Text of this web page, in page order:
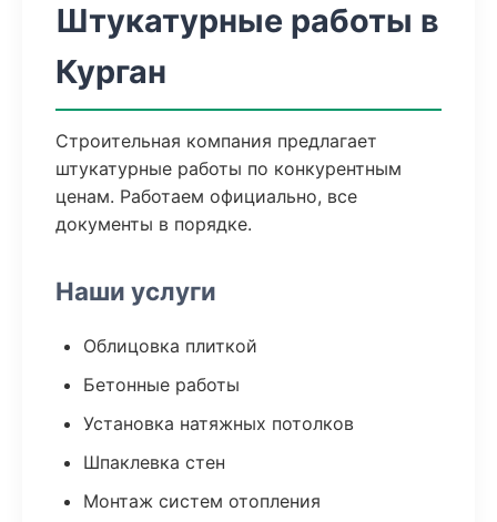
Штукатурные работы в
Курган
Строительная компания предлагает
штукатурные работы по конкурентным
ценам. Работаем официально, все
документы в порядке.
Наши услуги
Облицовка плиткой
Бетонные работы
Установка натяжных потолков
Шпаклевка стен
Монтаж систем отопления